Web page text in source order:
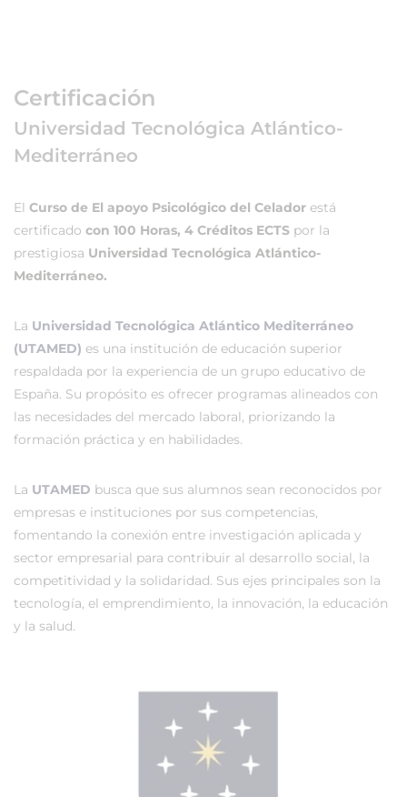
Certificación
Universidad Tecnológica Atlántico-
Mediterráneo
El Curso de El apoyo Psicológico del Celador está
certificado con 100 Horas, 4 Créditos ECTS por la
prestigiosa Universidad Tecnológica Atlántico-
Mediterráneo.
La Universidad Tecnológica Atlántico Mediterráneo
(UTAMED) es una institución de educación superior
respaldada por la experiencia de un grupo educativo de
España. Su propósito es ofrecer programas alineados con
las necesidades del mercado laboral, priorizando la
formación práctica y en habilidades.
La UTAMED busca que sus alumnos sean reconocidos por
empresas e instituciones por sus competencias,
fomentando la conexión entre investigación aplicada y
sector empresarial para contribuir al desarrollo social, la
competitividad y la solidaridad. Sus ejes principales son la
tecnología, el emprendimiento, la innovación, la educación
y la salud.